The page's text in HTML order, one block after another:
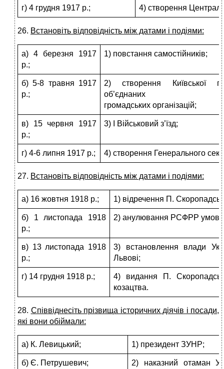
г) 4 грудня 1917 р.; 4) створення
26. Встановіть відповідність між датами і подіями:
а) 4 березня 1917
р.;
1) повстання самостійників;
б) 5-8 травня 1917
р.;
2) створення Київської
об’єднаних
громадських організацій;
в) 15 червня 1917
р.;
3) І Військовий з’їзд;
г) 4-6 липня 1917 р.; 4) створення Генерального
27. Встановіть відповідність між датами і подіями:
а) 16 жовтня 1918 р.; 1) відречення П.
б) 1 листопада 1918
р.;
2) анулювання РСФРР умов
в) 13 листопада 1918
р.;
3) встановлення влади
Львові;
г) 14 грудня 1918 р.;
4) видання П.
козацтва.
28. Співвіднесіть прізвища історичних діячів і посади,
які вони обій­мали:
а) К. Левицький; 1) президент ЗУНР;
б) Є. Петрушевич;
2) наказний отаман